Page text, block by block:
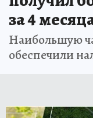
за 4
Наибольшую
обеспечили